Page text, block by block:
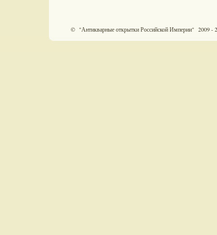
© "Антикварные открытки Российской Империи" 2009 -